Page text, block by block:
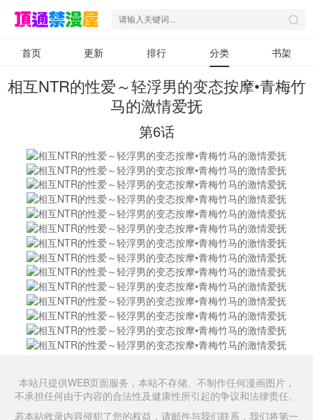
首页 更新 排行 分类 书架
相互NTR的性爱～轻浮男的变态按摩•青梅竹
马的激情爱抚
第6话
本站只提供WEB页面服务，本站不存储、不制作任何漫画图片，
不承担任何由于内容的合法性及健康性所引起的争议和法律责任。
若本站收录内容侵犯了您的权益，请邮件与我们联系，我们将第一